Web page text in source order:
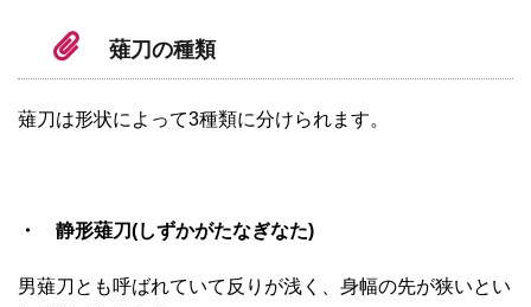
薙刀の種類
薙刀は形状によって3種類に分けられます。
・ 静形薙刀(しずかがたなぎなた)
男薙刀とも呼ばれていて反りが浅く、身幅の先が狭いとい